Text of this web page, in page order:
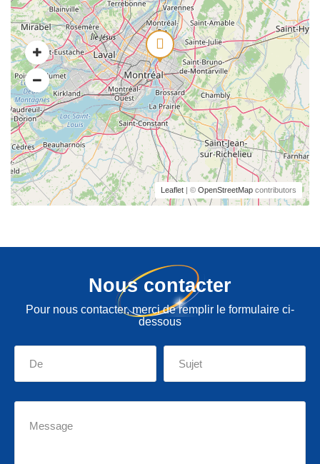
Leaflet | © OpenStreetMap contributors
Nous contacter
Pour nous contacter, merci de remplir le formulaire ci-
dessous